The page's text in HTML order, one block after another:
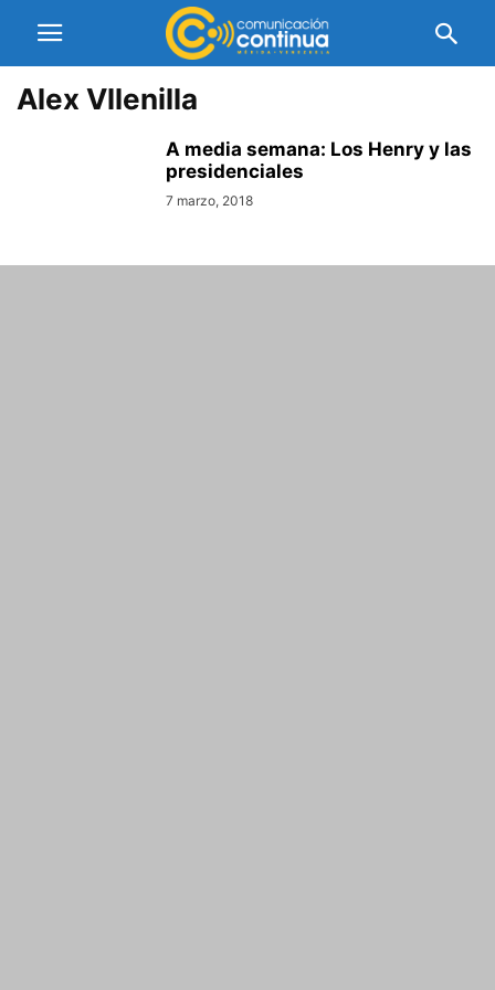
Alex Vllenilla
A media semana: Los Henry y las
presidenciales
7 marzo, 2018